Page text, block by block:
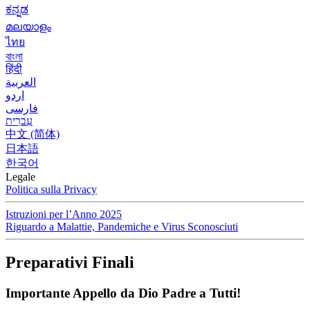
ಕನ್ನಡ
മലയാളം
ไทย
বাংলা
हिंदी
العربية
اردو
فارسی
עִברִית
中文 (简体)
日本語
한국어
Legale
Politica sulla Privacy
Istruzioni per l’Anno 2025
Riguardo a Malattie, Pandemiche e Virus Sconosciuti
Preparativi Finali
Importante Appello da Dio Padre a Tutti!